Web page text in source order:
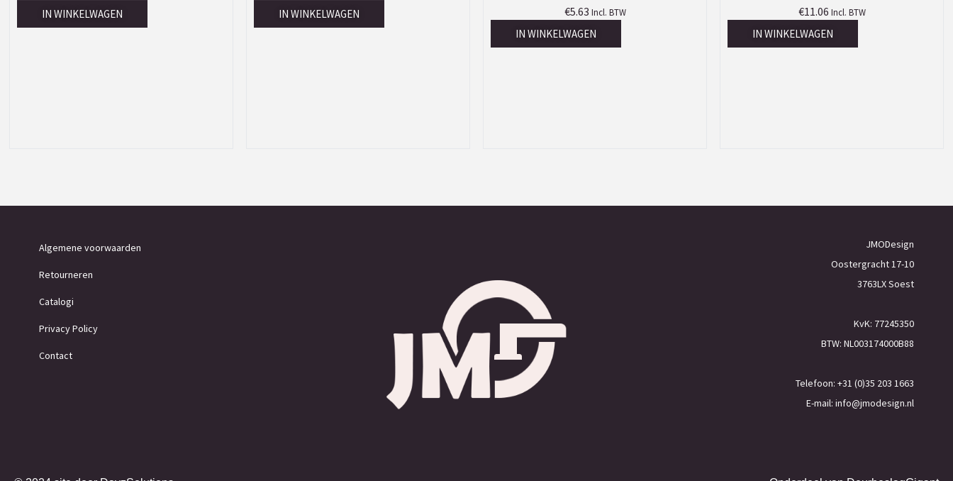
IN WINKELWAGEN IN WINKELWAGEN €5.63 Incl. BTW
IN WINKELWAGEN
€11.06 Incl. BTW
IN WINKELWAGEN
Algemene voorwaarden
Retourneren
Catalogi
Privacy Policy
Contact
JMODesign
Oostergracht 17-10
3763LX Soest
KvK: 77245350
BTW: NL003174000B88
Telefoon: +31 (0)35 203 1663
E-mail: info@jmodesign.nl